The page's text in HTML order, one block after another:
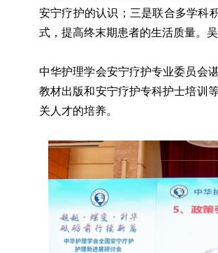
安宁疗护的认识；三是联合多学科
式，提高终末期患者的生活质量。
中华护理学会安宁疗护专业委员会
教材出版和安宁疗护专科护士培训
关人才的培养。